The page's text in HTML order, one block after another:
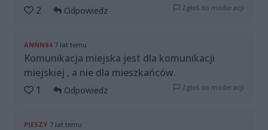
2
Odpowiedz Zgłoś do moderacji
ANNN84 7 lat temu
Komunikacja miejska jest dla komunikacji
miejskiej , a nie dla mieszkańców.
1
Odpowiedz Zgłoś do moderacji
PIESZY 7 lat temu